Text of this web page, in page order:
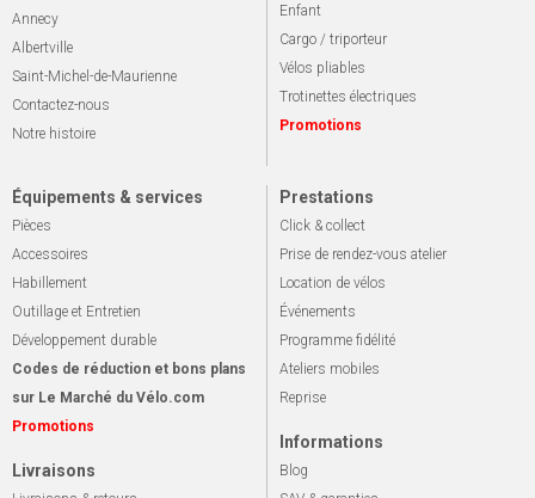
Annecy
Albertville
Saint-Michel-de-Maurienne
Contactez-nous
Notre histoire
Enfant
Cargo / triporteur
Vélos pliables
Trotinettes électriques
Promotions
Équipements & services
Pièces
Accessoires
Habillement
Outillage et Entretien
Développement durable
Codes de réduction et bons plans
sur Le Marché du Vélo.com
Promotions
Livraisons
Prestations
Click & collect
Prise de rendez-vous atelier
Location de vélos
Événements
Programme fidélité
Ateliers mobiles
Reprise
Informations
Blog